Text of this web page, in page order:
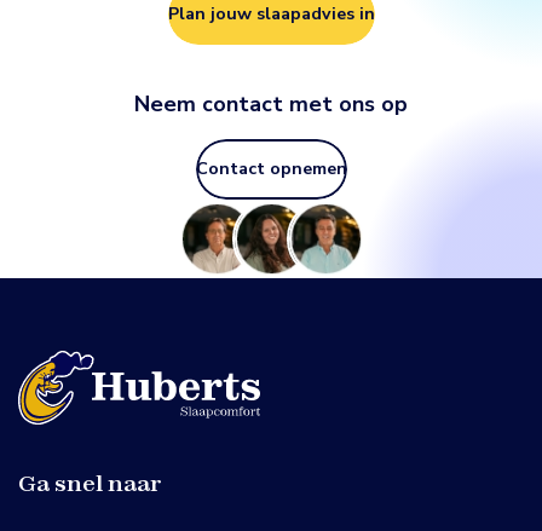
Plan jouw slaapadvies in
Neem contact met ons op
Contact opnemen
Ga snel naar